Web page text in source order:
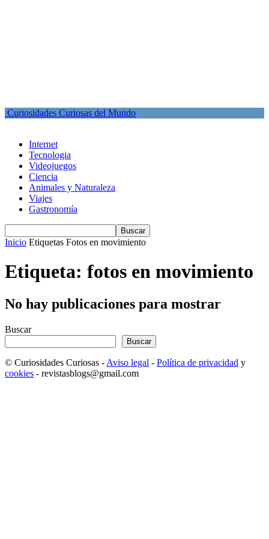
Curiosidades Curiosas del Mundo
Internet
Tecnologia
Videojuegos
Ciencia
Animales y Naturaleza
Viajes
Gastronomía
Inicio Etiquetas Fotos en movimiento
Etiqueta: fotos en movimiento
No hay publicaciones para mostrar
Buscar
Buscar
© Curiosidades Curiosas - Aviso legal - Política de privacidad y
cookies - revistasblogs@gmail.com